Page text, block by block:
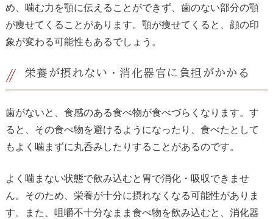
め、噛む力を顎に伝えることができず、歯のない部分の顎
が痩せてくることがあります。顎が痩せてくると、顔の印
象が変わる可能性もあるでしょう。
栄養が摂れない・消化器官に負担がかかる
歯がないと、食感のある食べ物が食べづらくなります。す
ると、その食べ物を避けるようになったり、食べたとして
もよく噛まずに丸呑みしたりすることがあるのです。
よく噛まない状態で飲み込むと胃で消化・吸収できませ
ん。そのため、栄養が十分に摂れなくなる可能性がありま
す。また、咀嚼不十分なまま食べ物を飲み込むと、消化器